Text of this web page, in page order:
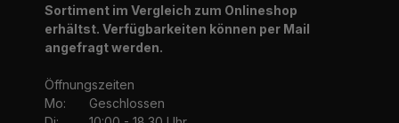
Sortiment im Vergleich zum Onlineshop
erhältst. Verfügbarkeiten können per Mail
angefragt werden.
Öffnungszeiten
Mo:
Geschlossen